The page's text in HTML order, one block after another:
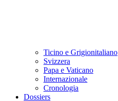
Ticino e Grigionitaliano
Svizzera
Papa e Vaticano
Internazionale
Cronologia
Dossiers